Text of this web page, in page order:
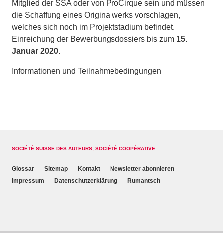
Mitglied der SSA oder von ProCirque sein und müssen
die Schaffung eines Originalwerks vorschlagen,
welches sich noch im Projektstadium befindet.
Einreichung der Bewerbungsdossiers bis zum 15.
Januar 2020.
Informationen und Teilnahmebedingungen
SOCIÉTÉ SUISSE DES AUTEURS, SOCIÉTÉ COOPÉRATIVE
Glossar Sitemap Kontakt
Newsletter abonnieren
Impressum
Datenschutzerklärung Rumantsch